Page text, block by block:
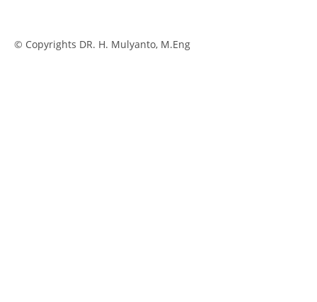
© Copyrights DR. H. Mulyanto, M.Eng